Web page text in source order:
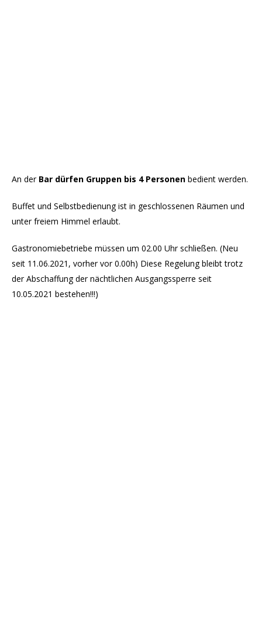
An der Bar dürfen Gruppen bis 4 Personen bedient werden.
Buffet und Selbstbedienung ist in geschlossenen Räumen und
unter freiem Himmel erlaubt.
Gastronomiebetriebe müssen um 02.00 Uhr schließen. (Neu
seit 11.06.2021, vorher vor 0.00h) Diese Regelung bleibt trotz
der Abschaffung der nächtlichen Ausgangssperre seit
10.05.2021 bestehen!!!)